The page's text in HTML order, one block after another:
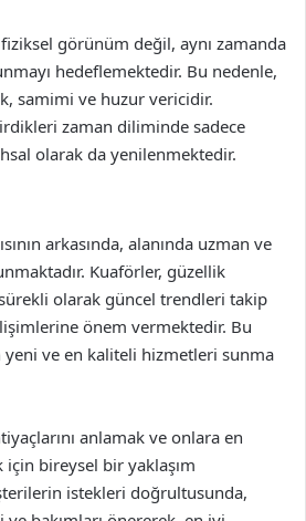
görünüm değil, aynı zamanda
hedeflemektedir. Bu nedenle,
samimi ve huzur vericidir.
zaman diliminde sadece
olarak da yenilenmektedir.
arkasında, alanında uzman ve
Kuaförler, güzellik
olarak güncel trendleri takip
önem vermektedir. Bu
yeni ve en kaliteli hizmetleri sunma
anlamak ve onlara en
bireysel bir yaklaşım
istekleri doğrultusunda,